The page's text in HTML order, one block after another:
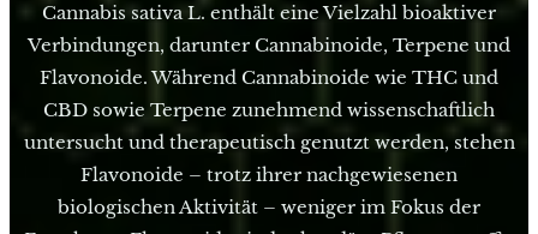
Cannabis sativa L. enthält eine Vielzahl bioaktiver
Verbindungen, darunter Cannabinoide, Terpene und
Flavonoide. Während Cannabinoide wie THC und
CBD sowie Terpene zunehmend wissenschaftlich
untersucht und therapeutisch genutzt werden, stehen
Flavonoide – trotz ihrer nachgewiesenen
biologischen Aktivität – weniger im Fokus der